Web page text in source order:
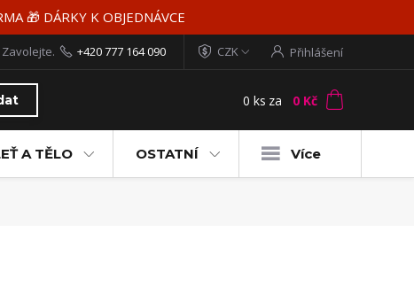
🎁 DÁRKY K OBJEDNÁVCE
CZK Přihlášení
+420 777 164 090
0 ks za 0 Kč
A TĚLO OSTATNÍ Více